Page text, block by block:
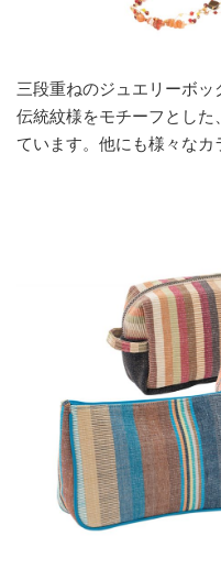
三段重ねのジュエリーボ
伝統紋様をモチーフとした
ています。他にも様々なカ